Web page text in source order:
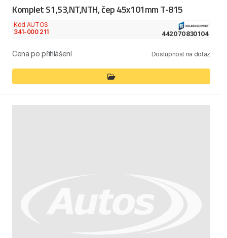
Komplet S1,S3,NT,NTH, čep 45x101mm T-815
Kód AUTOS
341-000 211
442070830104
Cena po přihlášení Dostupnost na dotaz